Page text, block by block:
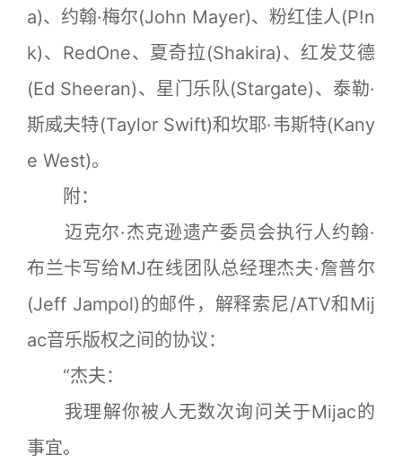
a)、约翰·梅尔(John Mayer)、粉红佳人(P!n
k)、RedOne、夏奇拉(Shakira)、红发艾德
(Ed Sheeran)、星门乐队(Stargate)、泰勒·
斯威夫特(Taylor Swift)和坎耶·韦斯特(Kany
e West)。
附：
迈克尔·杰克逊遗产委员会执行人约翰·
布兰卡写给MJ在线团队总经理杰夫·詹普尔
(Jeff Jampol)的邮件，解释索尼/ATV和Mij
ac音乐版权之间的协议：
“杰夫：
我理解你被人无数次询问关于Mijac的
事宜。